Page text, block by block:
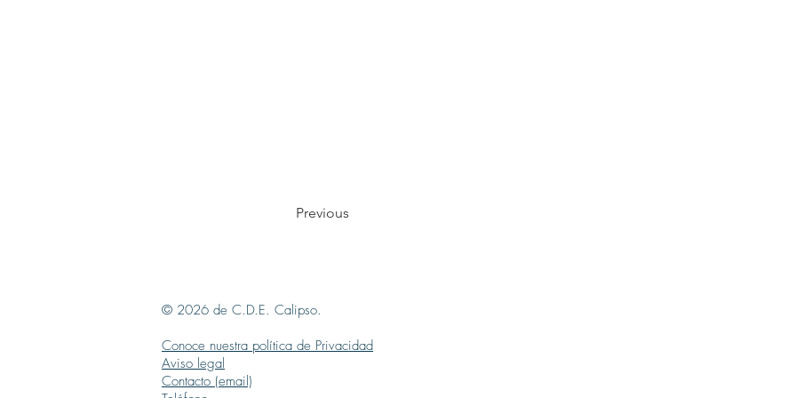
Previous
© 2026 de C.D.E. Calipso.
Conoce nuestra política de Privacidad
Aviso legal
Contacto (email)